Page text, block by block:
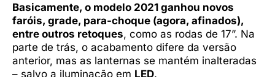
Basicamente, o modelo 2021 ganhou novos
faróis, grade, para-choque (agora, afinados),
entre outros retoques, como as rodas de 17”. Na
parte de trás, o acabamento difere da versão
anterior, mas as lanternas se mantém inalteradas
– salvo a iluminação em LED.